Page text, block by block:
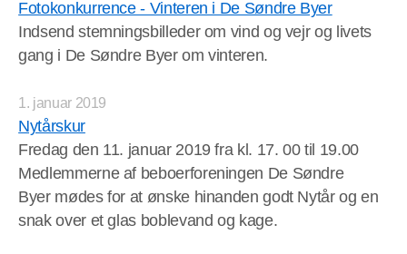
Fotokonkurrence - Vinteren i De Søndre Byer
Indsend stemningsbilleder om vind og vejr og livets
gang i De Søndre Byer om vinteren.
1. januar 2019
Nytårskur
Fredag den 11. januar 2019 fra kl. 17. 00 til 19.00
Medlemmerne af beboerforeningen De Søndre
Byer mødes for at ønske hinanden godt Nytår og en
snak over et glas boblevand og kage.